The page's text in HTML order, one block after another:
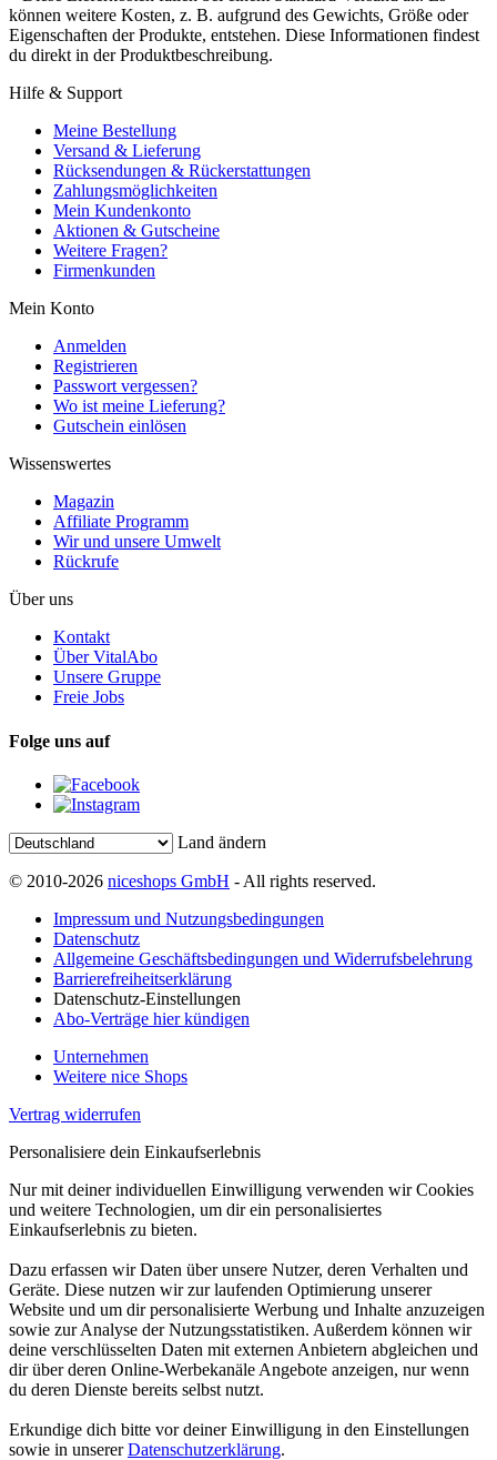
können weitere Kosten, z. B. aufgrund des Gewichts, Größe oder
Eigenschaften der Produkte, entstehen. Diese Informationen findest
du direkt in der Produktbeschreibung.
Hilfe & Support
Meine Bestellung
Versand & Lieferung
Rücksendungen & Rückerstattungen
Zahlungsmöglichkeiten
Mein Kundenkonto
Aktionen & Gutscheine
Weitere Fragen?
Firmenkunden
Mein Konto
Anmelden
Registrieren
Passwort vergessen?
Wo ist meine Lieferung?
Gutschein einlösen
Wissenswertes
Magazin
Affiliate Programm
Wir und unsere Umwelt
Rückrufe
Über uns
Kontakt
Über VitalAbo
Unsere Gruppe
Freie Jobs
Folge uns auf
Land ändern
© 2010-2026 niceshops GmbH - All rights reserved.
Impressum und Nutzungsbedingungen
Datenschutz
Allgemeine Geschäftsbedingungen und Widerrufsbelehrung
Barrierefreiheitserklärung
Datenschutz-Einstellungen
Abo-Verträge hier kündigen
Unternehmen
Weitere nice Shops
Vertrag widerrufen
Personalisiere dein Einkaufserlebnis
Nur mit deiner individuellen Einwilligung verwenden wir Cookies
und weitere Technologien, um dir ein personalisiertes
Einkaufserlebnis zu bieten.
Dazu erfassen wir Daten über unsere Nutzer, deren Verhalten und
Geräte. Diese nutzen wir zur laufenden Optimierung unserer
Website und um dir personalisierte Werbung und Inhalte anzuzeigen
sowie zur Analyse der Nutzungsstatistiken. Außerdem können wir
deine verschlüsselten Daten mit externen Anbietern abgleichen und
dir über deren Online-Werbekanäle Angebote anzeigen, nur wenn
du deren Dienste bereits selbst nutzt.
Erkundige dich bitte vor deiner Einwilligung in den Einstellungen
sowie in unsererDatenschutzerklärung.